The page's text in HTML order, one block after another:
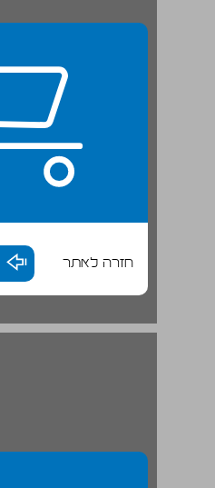
חזרה לאתר